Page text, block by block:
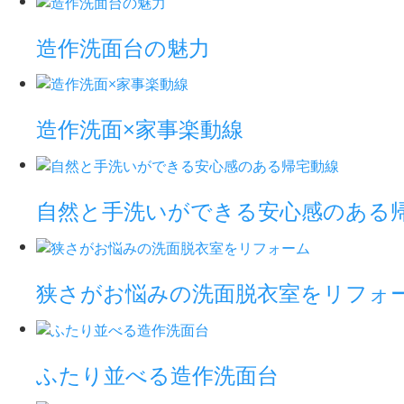
造作洗面台の魅力
造作洗面×家事楽動線
自然と手洗いができる安心感のある
狭さがお悩みの洗面脱衣室をリフォ
ふたり並べる造作洗面台